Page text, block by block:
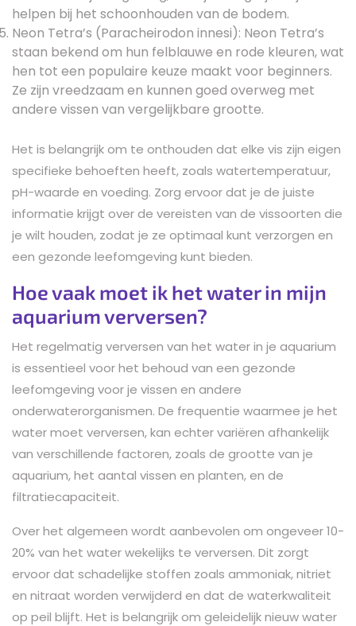
helpen bij het schoonhouden van de bodem.
Neon Tetra’s (Paracheirodon innesi): Neon Tetra’s
staan bekend om hun felblauwe en rode kleuren, wat
hen tot een populaire keuze maakt voor beginners.
Ze zijn vreedzaam en kunnen goed overweg met
andere vissen van vergelijkbare grootte.
Het is belangrijk om te onthouden dat elke vis zijn eigen
specifieke behoeften heeft, zoals watertemperatuur,
pH-waarde en voeding. Zorg ervoor dat je de juiste
informatie krijgt over de vereisten van de vissoorten die
je wilt houden, zodat je ze optimaal kunt verzorgen en
een gezonde leefomgeving kunt bieden.
Hoe vaak moet ik het water in mijn
aquarium verversen?
Het regelmatig verversen van het water in je aquarium
is essentieel voor het behoud van een gezonde
leefomgeving voor je vissen en andere
onderwaterorganismen. De frequentie waarmee je het
water moet verversen, kan echter variëren afhankelijk
van verschillende factoren, zoals de grootte van je
aquarium, het aantal vissen en planten, en de
filtratiecapaciteit.
Over het algemeen wordt aanbevolen om ongeveer 10-
20% van het water wekelijks te verversen. Dit zorgt
ervoor dat schadelijke stoffen zoals ammoniak, nitriet
en nitraat worden verwijderd en dat de waterkwaliteit
op peil blijft. Het is belangrijk om geleidelijk nieuw water